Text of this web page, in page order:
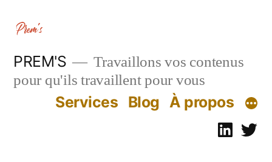
contenu
PREM'S
Travaillons vos contenus
pour qu'ils travaillent pour vous
Services Blog À propos